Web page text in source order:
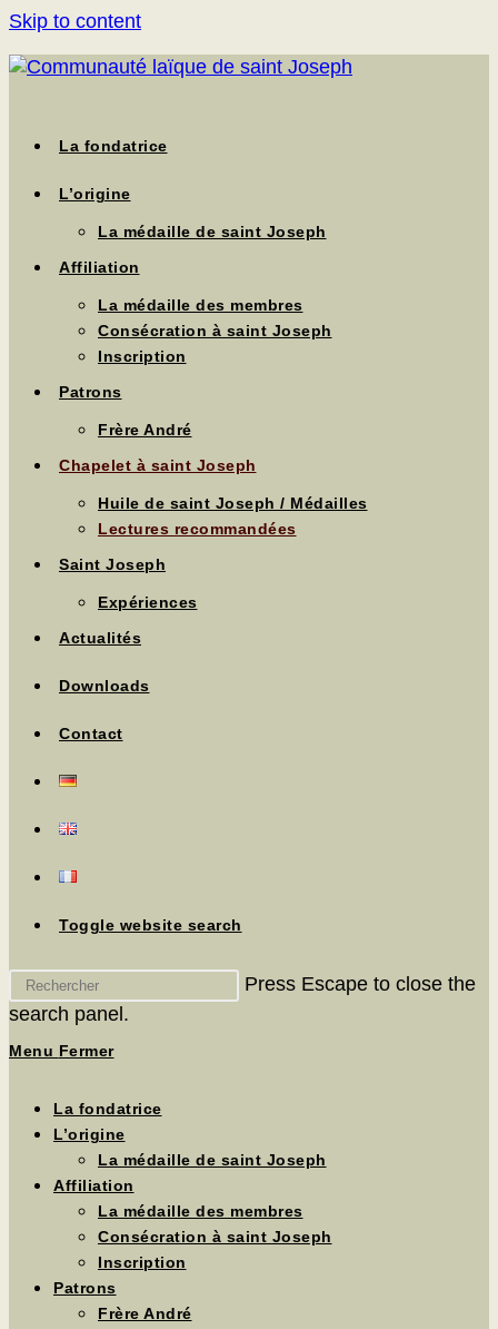
Skip to content
La fondatrice
L’origine
La médaille de saint Joseph
Affiliation
La médaille des membres
Consécration à saint Joseph
Inscription
Patrons
Frère André
Chapelet à saint Joseph
Huile de saint Joseph / Médailles
Lectures recommandées
Saint Joseph
Expériences
Actualités
Downloads
Contact
Toggle website search
Press Escape to close the
search panel.
Menu Fermer
La fondatrice
L’origine
La médaille de saint Joseph
Affiliation
La médaille des membres
Consécration à saint Joseph
Inscription
Patrons
Frère André